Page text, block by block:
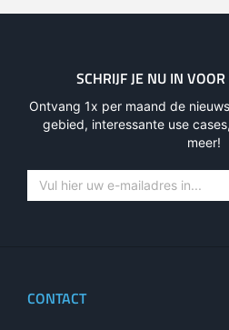
SCHRIJF JE NU IN
Ontvang 1x per maand de
gebied, interessante use
meer!
CONTACT